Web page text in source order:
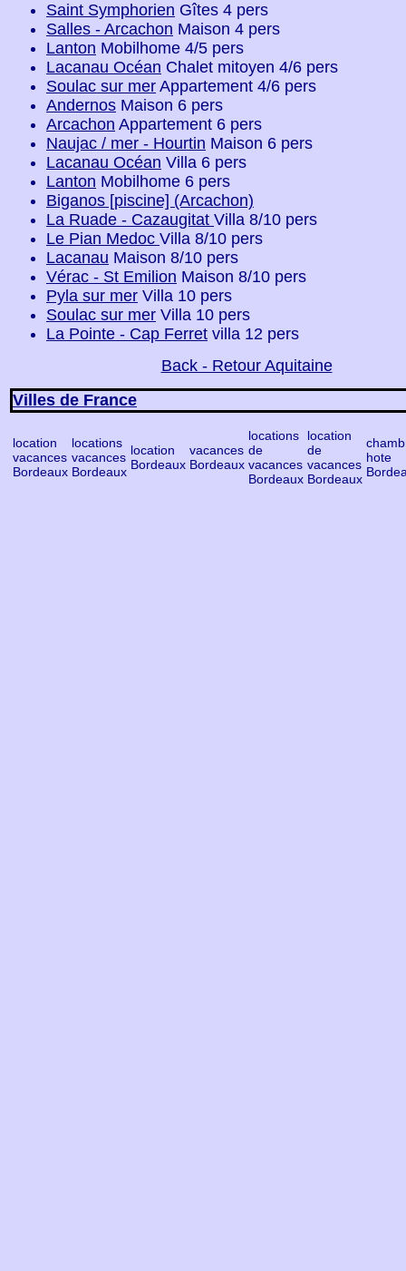
Saint Symphorien Gîtes 4 pers
Salles - Arcachon Maison 4 pers
Lanton Mobilhome 4/5 pers
Lacanau Océan Chalet mitoyen 4/6 pers
Soulac sur mer Appartement 4/6 pers
Andernos Maison 6 pers
Arcachon Appartement 6 pers
Naujac / mer - Hourtin Maison 6 pers
Lacanau Océan Villa 6 pers
Lanton Mobilhome 6 pers
Biganos [piscine] (Arcachon)
La Ruade - Cazaugitat Villa 8/10 pers
Le Pian Medoc Villa 8/10 pers
Lacanau Maison 8/10 pers
Vérac - St Emilion Maison 8/10 pers
Pyla sur mer Villa 10 pers
Soulac sur mer Villa 10 pers
La Pointe - Cap Ferret villa 12 pers
Back - Retour Aquitaine
Villes de France
location
vacances
Bordeaux
locations
vacances
Bordeaux
location
Bordeaux
vacances
Bordeaux
locations
de
vacances
Bordeaux
location
de
vacances
Bordeaux
hote